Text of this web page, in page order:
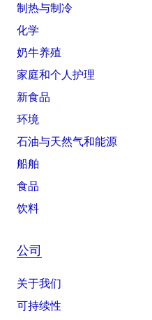
制热与制冷
化学
奶牛养殖
家庭和个人护理
新食品
环境
石油与天然气和能源
船舶
食品
饮料
公司
关于我们
可持续性